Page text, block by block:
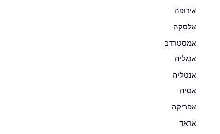
אירופה
אלסקה
אמסטרדם
אנגליה
אנטליה
אסיה
אפריקה
אראד